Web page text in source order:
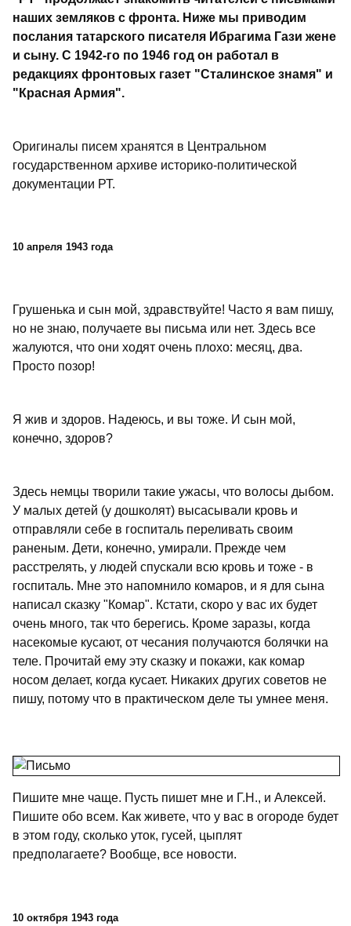
наших земляков с фронта. Ниже мы приводим
послания татарского писателя Ибрагима Гази жене
и сыну. С 1942-го по 1946 год он работал в
редакциях фронтовых газет "Сталинское знамя" и
"Красная Армия".
Оригиналы писем хранятся в Центральном
государственном архиве историко-политической
документации РТ.
10 апреля 1943 года
Грушенька и сын мой, здравствуйте! Часто я вам пишу,
но не знаю, получаете вы письма или нет. Здесь все
жалуются, что они ходят очень плохо: месяц, два.
Просто позор!
Я жив и здоров. Надеюсь, и вы тоже. И сын мой,
конечно, здоров?
Здесь немцы творили такие ужасы, что волосы дыбом.
У малых детей (у дошколят) высасывали кровь и
отправляли себе в госпиталь переливать своим
раненым. Дети, конечно, умирали. Прежде чем
расстрелять, у людей спускали всю кровь и тоже - в
госпиталь. Мне это напомнило комаров, и я для сына
написал сказку "Комар". Кстати, скоро у вас их будет
очень много, так что берегись. Кроме заразы, когда
насекомые кусают, от чесания получаются болячки на
теле. Прочитай ему эту сказку и покажи, как комар
носом делает, когда кусает. Никаких других советов не
пишу, потому что в практическом деле ты умнее меня.
Пишите мне чаще. Пусть пишет мне и Г.Н., и Алексей.
Пишите обо всем. Как живете, что у вас в огороде будет
в этом году, сколько уток, гусей, цыплят
предполагаете? Вообще, все новости.
10 октября 1943 года